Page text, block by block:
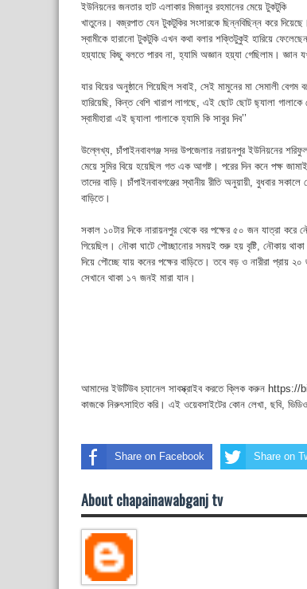
ইউনিয়নের জনতার হাট এলাকার মিজানুর রহমানের মেয়ে টুকটুকি
খাতুনের। বজ্রপাত যেন টুকটুকির সংসারকে ছিন্নবিছিন্ন করে দিয়েছে।
স্বামীকে হারানো টুকটুকি এখন কথা বলার শক্তিটুকুই হারিয়ে
হয়্যাছে কিছু বলতে পারব না, হ্যামি অজ্ঞান হয়্যা গেছিলাম। জ্ঞান
যার বিয়ের অনুষ্ঠানে গিয়েছিল সবাই, সেই মামুনের মা সেমালী
হারিয়েছি, কিন্ত বেশি খারাপ লাগছে, এই ছোট ছোট ছ্যালা
স্বামীহারা এই ছ্যালা গালাকে হ্যামি কি সাবুর দিব’’
উল্লেখ্য, চাঁপাইনবাবগঞ্জ সদর উপজেলার নরায়নপুর ইউনিয়নের
মেয়ে সুমির বিয়ে হয়েছিল গত এক আগষ্ট। পরের দিন কনে পক্ষ
তাদের বাড়ি। চাঁপাইনবাবগঞ্জের স্থানীয় রীতি অনুয়ায়ী, বুধবার
বাড়িতে।
সকাল ১০টার দিকে নারায়নপুর থেকে বর পক্ষের ৫০ জন যাত্রা করে
গিয়েছিল। নৌকা ঘাটে পৌচ্ছানোর সময়ই শুরু হয় বৃষ্টি, নৌকায়
দিয়ে পৌচ্ছে যায় কনের পক্ষের বাড়িতে। তবে বড় ও নারীরা
সেখানে থাকা ১৭ জনই মারা যান।
আমাদের ইউটিউব চ্যানেল সাবস্ক্রাইব করতে ক্লিক করুন
কাজকে নিরুৎসাহিত করি। এই ওয়েবসাইটের কোন লেখা, ছবি,
Share on Facebook Share on
About chapainawabganj tv